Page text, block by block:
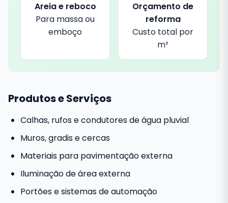
Areia e reboco
Para massa ou
emboço
Orçamento de
reforma
Custo total por
m²
Produtos e Serviços
Calhas, rufos e condutores de água pluvial
Muros, gradis e cercas
Materiais para pavimentação externa
Iluminação de área externa
Portões e sistemas de automação